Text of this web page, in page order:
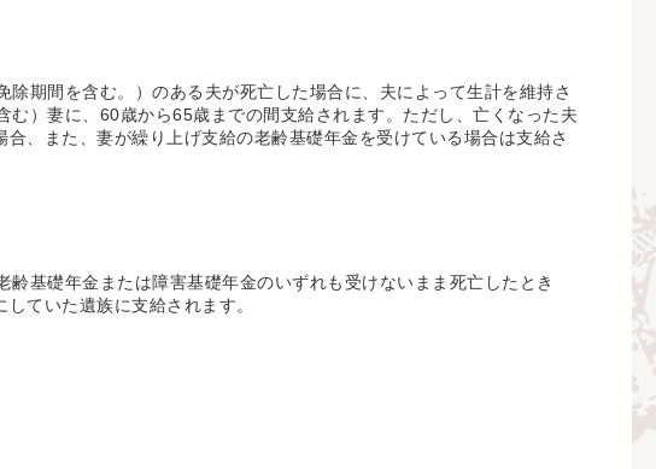
期間を含む。）のある夫が死亡した場合に、夫によって生計を維持さ
）妻に、60歳から65歳までの間支給されます。ただし、亡くなった夫
、また、妻が繰り上げ支給の老齢基礎年金を受けている場合は支給さ
基礎年金または障害基礎年金のいずれも受けないまま死亡したとき
ていた遺族に支給されます。